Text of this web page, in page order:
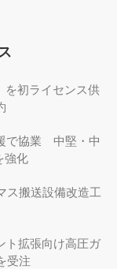
を初ライセンス供
で協業 中堅・中
強化
ス搬送設備改造工
ト拡張向け高圧ガ
受注